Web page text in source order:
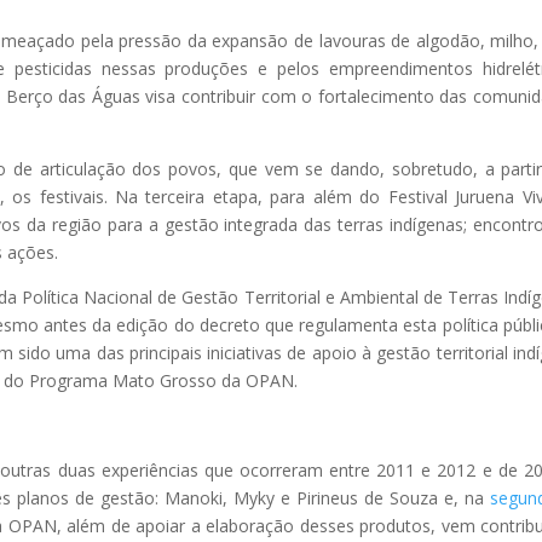
pela pressão da expansão de lavouras de algodão,
nessas produções e pelos empreendimentos
das Águas visa contribuir com o fortalecimento das
de articulação dos povos, que vem se dando, sobretudo, a
festivais. Na terceira etapa, para além do Festival Juruena
da região para a gestão integrada das terras indígenas;
Política Nacional de Gestão Territorial e Ambiental de Terras
antes da edição do decreto que regulamenta esta política
sido uma das principais iniciativas de apoio à gestão territorial
Programa Mato Grosso da OPAN.
duas experiências que ocorreram entre 2011 e 2012 e de
planos de gestão: Manoki, Myky e Pirineus de Souza e, na
além de apoiar a elaboração desses produtos, vem